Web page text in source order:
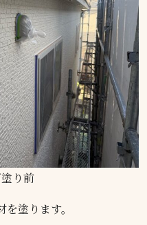
り前
塗ります。